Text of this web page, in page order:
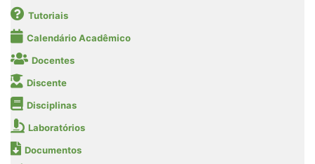
Tutoriais
Calendário Acadêmico
Docentes
Discente
Disciplinas
Laboratórios
Documentos